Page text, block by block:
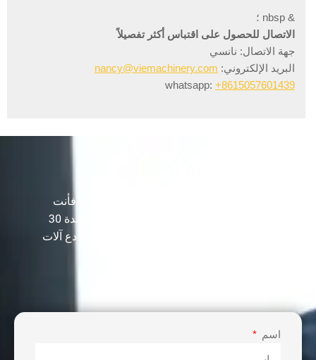
& nbsp ؛
الاتصال للحصول على اقتباس أكثر تفصيلاً
جهة الاتصال: نانسي
البريد الإلكتروني: nancy@viemachinery.com
whatsapp: +8615057601439
أنت بحاجة إلى أكثر من مجرد آلة جودة واحدة ، فأنت
بحاجة إلى مورد مخضرم كان في هذا المجال لمدة 30
عامًا لبناء خط الإنتاج الخاص بك وتنمية أرباحك. دع آلات
اسم